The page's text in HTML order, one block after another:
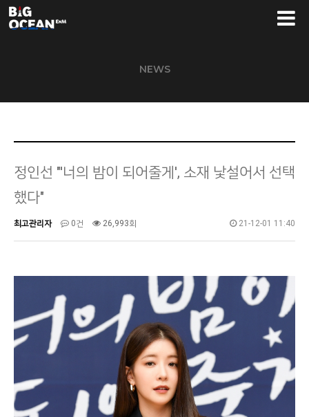
NEWS
정인선 "'너의 밤이 되어줄게', 소재 낯설어서 선택
했다"
최고관리자 0건 26,993회 21-12-01 11:40